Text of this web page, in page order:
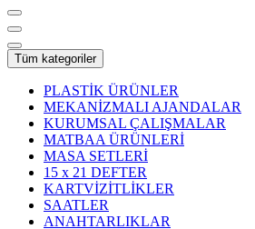
Tüm kategoriler
PLASTİK ÜRÜNLER
MEKANİZMALI AJANDALAR
KURUMSAL ÇALIŞMALAR
MATBAA ÜRÜNLERİ
MASA SETLERİ
15 x 21 DEFTER
KARTVİZİTLİKLER
SAATLER
ANAHTARLIKLAR